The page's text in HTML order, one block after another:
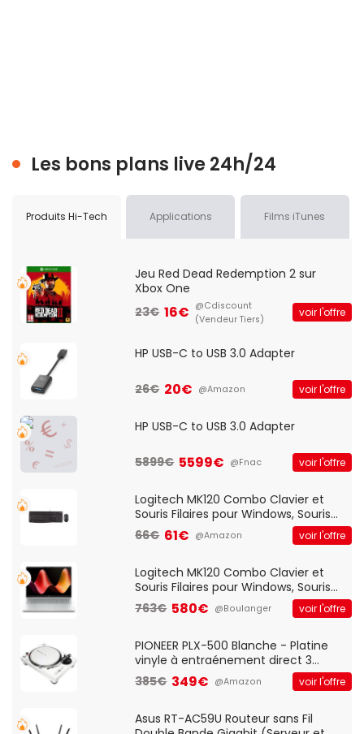
Les bons plans live 24h/24
Produits Hi-Tech Applications Films iTunes
Jeu Red Dead Redemption 2 sur
Xbox One
23€ 16€ @Cdiscount
(Vendeur Tiers)
voir l'offre
HP USB-C to USB 3.0 Adapter
26€ 20€ @Amazon voir l'offre
HP USB-C to USB 3.0 Adapter
5899€ 5599€ @Fnac voir l'offre
Logitech MK120 Combo Clavier et
Souris Filaires pour Windows, Souris
Optique Filaire, Connexion USB Plug
And Play, Confortable, Taille
QWERTY UK - Noir
66€ 61€ @Amazon voir l'offre
Logitech MK120 Combo Clavier et
Souris Filaires pour Windows, Souris
Optique Filaire, Connexion USB Plug
And Play, Confortable, Taille
QWERTY UK - Noir
763€ 580€ @Boulanger voir l'offre
PIONEER PLX-500 Blanche - Platine
vinyle à entraénement direct 3
vitesses (33-45-78 trs/min) avec
pre-ampli intégré et port USB
385€ 349€ @Amazon voir l'offre
Asus RT-AC59U Routeur sans Fil